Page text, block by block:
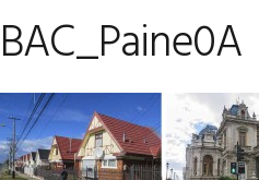
BAC_Paine0A